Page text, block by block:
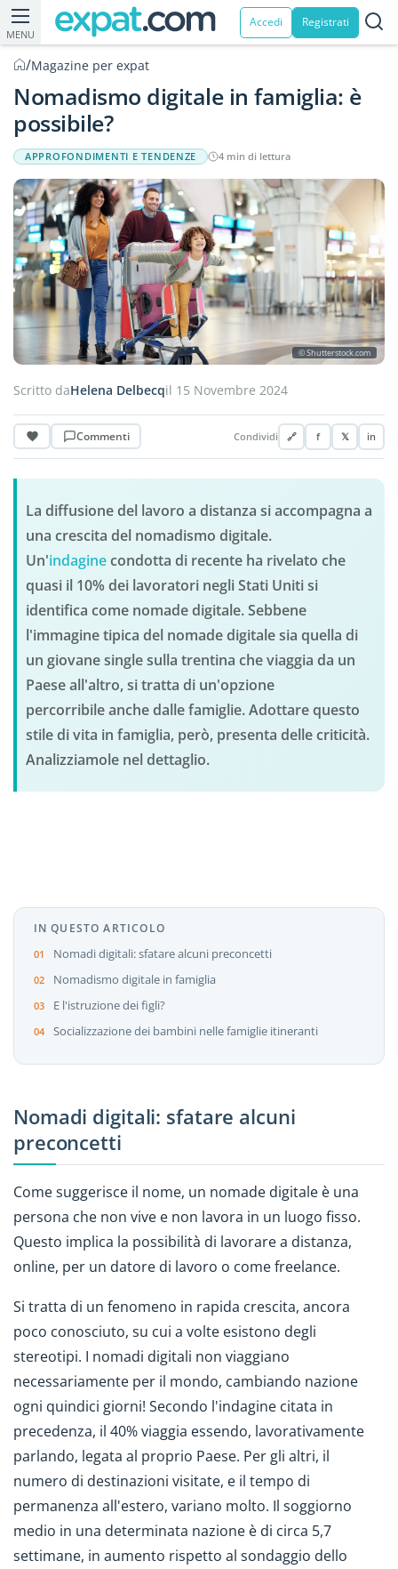
MENU
Accedi Registrati
/Magazine per expat
Nomadismo digitale in famiglia: è
possibile?
APPROFONDIMENTI E TENDENZE 4 min di lettura
© Shutterstock.com
Scritto daHelena Delbecqil 15 Novembre 2024
Commenti Condividi 🔗 f 𝕏 in
La diffusione del lavoro a distanza si accompagna a
una crescita del nomadismo digitale.
Un'indaginecondotta di recente ha rivelato che
quasi il 10% dei lavoratori negli Stati Uniti si
identifica come nomade digitale. Sebbene
l'immagine tipica del nomade digitale sia quella di
un giovane single sulla trentina che viaggia da un
Paese all'altro, si tratta di un'opzione
percorribile anche dalle famiglie. Adottare questo
stile di vita in famiglia, però, presenta delle criticità.
Analizziamole nel dettaglio.
IN QUESTO ARTICOLO
Nomadi digitali: sfatare alcuni preconcetti
Nomadismo digitale in famiglia
E l'istruzione dei figli?
Socializzazione dei bambini nelle famiglie itineranti
Nomadi digitali: sfatare alcuni
preconcetti
Come suggerisce il nome, un nomade digitale è una
persona che non vive e non lavora in un luogo fisso.
Questo implica la possibilità di lavorare a distanza,
online, per un datore di lavoro o come freelance.
Si tratta di un fenomeno in rapida crescita, ancora
poco conosciuto, su cui a volte esistono degli
stereotipi. I nomadi digitali non viaggiano
necessariamente per il mondo, cambiando nazione
ogni quindici giorni! Secondo l'indagine citata in
precedenza, il 40% viaggia essendo, lavorativamente
parlando, legata al proprio Paese. Per gli altri, il
numero di destinazioni visitate, e il tempo di
permanenza all'estero, variano molto. Il soggiorno
medio in una determinata nazione è di circa 5,7
settimane, in aumento rispetto al sondaggio dello